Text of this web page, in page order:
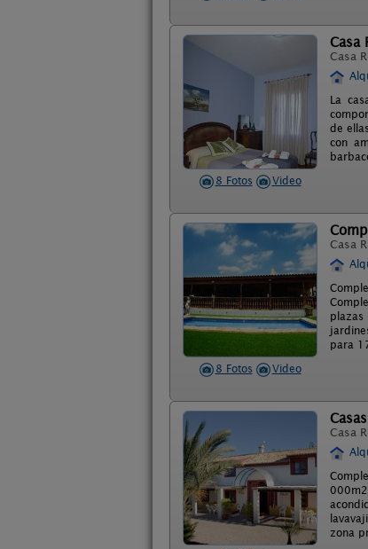
8 Fotos Video
Casa
Casa
La
de
con
8 Fotos Video
Casa
para
Casa
zona